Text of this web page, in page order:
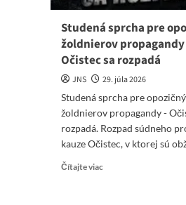
Studená sprcha pre
žoldnierov propagandy
Očistec sa rozpadá
JNS
29. júla 2026
Studená sprcha pre
žoldnierov propagandy -
rozpadá. Rozpad súdneho
kauze Očistec, v ktorej sú
Čítajte viac